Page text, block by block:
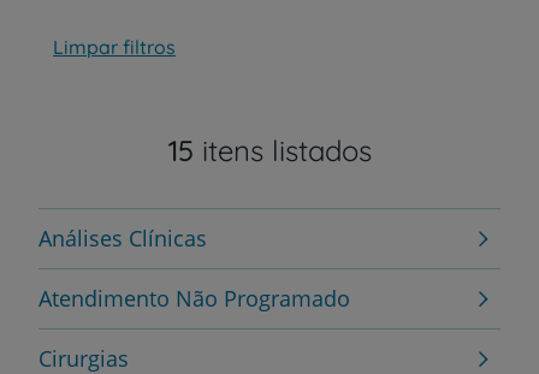
Limpar filtros
15 itens listados
Análises Clínicas
Atendimento Não Programado
Cirurgias